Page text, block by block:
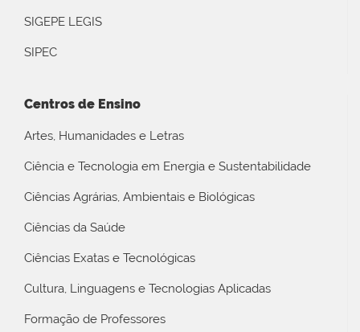
SIGEPE LEGIS
SIPEC
Centros de Ensino
Artes, Humanidades e Letras
Ciência e Tecnologia em Energia e Sustentabilidade
Ciências Agrárias, Ambientais e Biológicas
Ciências da Saúde
Ciências Exatas e Tecnológicas
Cultura, Linguagens e Tecnologias Aplicadas
Formação de Professores